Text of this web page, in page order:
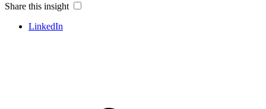
Share this insight
LinkedIn